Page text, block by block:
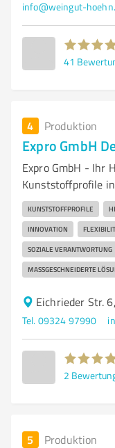
info@weingut-
41
4 Produktion
Expro GmbH
Expro GmbH - Ihr
Kunststoffprofile
KUNSTSTOFFPROFILE
INNOVATION
SOZIALE VERANTWORTUNG
MASSGESCHNEIDERTE
Eichrieder Str.
Tel. 09324 97990
2
5 Produktion